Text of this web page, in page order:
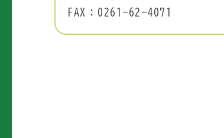
FAX：0261-62-4071